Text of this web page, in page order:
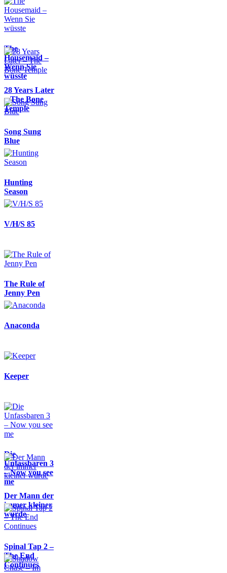
The
Housemaid –
Wenn Sie
wüsste
28 Years Later
– The Bone
Temple
Song Sung
Blue
Hunting
Season
V/H/S 85
The Rule of
Jenny Pen
Anaconda
Keeper
Die
Unfassbaren 3
– Now you see
me
Der Mann der
immer kleiner
wurde
Spinal Tap 2 –
The End
Continues